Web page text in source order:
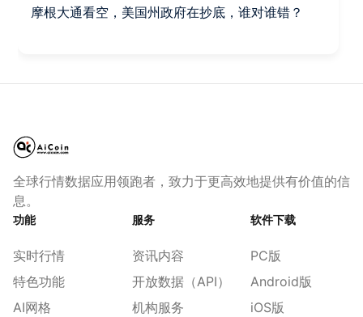
摩根大通看空，美国州政府在抄底，谁对谁错？
全球行情数据应用领跑者，致力于更高效地提供有价值的信
息。
功能
实时行情
特色功能
AI网格
服务
资讯内容
开放数据（API）
机构服务
软件下载
PC版
Android版
iOS版